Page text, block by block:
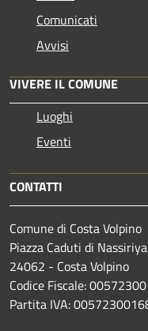
Comunicati
Avvisi
VIVERE IL COMUNE
Luoghi
Eventi
CONTATTI
Comune di Costa Volpino
Piazza Caduti di
24062 - Costa Volpino
Codice Fiscale:
Partita IVA: